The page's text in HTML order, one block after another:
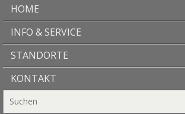
HOME
INFO & SERVICE
STANDORTE
KONTAKT